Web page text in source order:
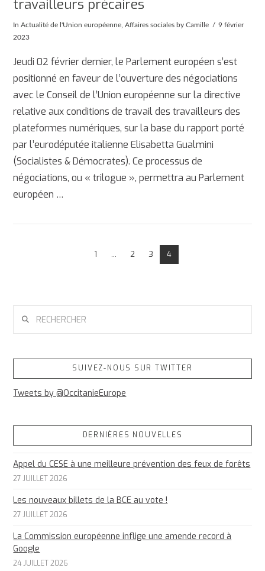
AFFICHER
travailleurs précaires
InActualité de l'Union européenne ,Affaires sociales by Camille
9 février
2023
Jeudi 02 février dernier, le Parlement européen s’est
positionné en faveur de l’ouverture des négociations
avec le Conseil de l’Union européenne sur la directive
relative aux conditions de travail des travailleurs des
plateformes numériques, sur la base du rapport porté
par l’eurodéputée italienne Elisabetta Gualmini
(Socialistes & Démocrates). Ce processus de
négociations, ou « trilogue », permettra au Parlement
européen …
1 ... 2 3 4
SUIVEZ-NOUS SUR TWITTER
Tweets by @OccitanieEurope
DERNIÈRES NOUVELLES
Appel du CESE à une meilleure prévention des feux de forêts
27 JUILLET 2026
Les nouveaux billets de la BCE au vote !
27 JUILLET 2026
La Commission européenne inflige une amende record à
Google
24 JUILLET 2026